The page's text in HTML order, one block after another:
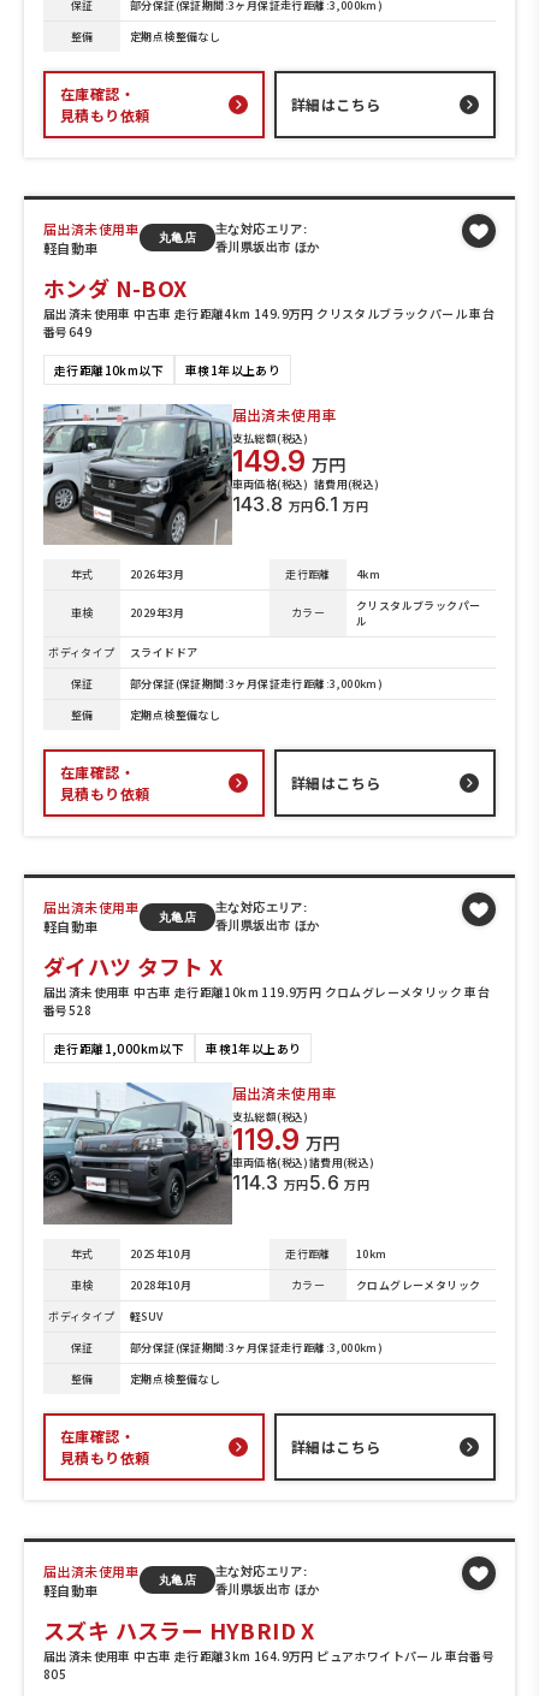
保証
部分保証(保証期間:3ヶ月保証走行距離:3,000km)
整備
定期点検整備なし
在庫確認・
見積もり依頼
詳細はこちら
届出済未使用車
軽自動車
丸亀店
主な対応エリア:
香川県坂出市 ほか
ホンダ N-BOX
届出済未使用車 中古車 走行距離4km 149.9万円 クリスタルブラックパール 車台
番号649
走行距離10km以下 車検1年以上あり
届出済未使用車
支払総額(税込)
149.9 万円
車両価格(税込)
143.8 万円
諸費用(税込)
6.1 万円
年式 2026年3月 走行距離 4km
車検 2029年3月 カラー
クリスタルブラックパー
ル
ボディタイプ
スライドドア
保証
部分保証(保証期間:3ヶ月保証走行距離:3,000km)
整備
定期点検整備なし
在庫確認・
見積もり依頼
詳細はこちら
届出済未使用車
軽自動車
丸亀店
主な対応エリア:
香川県坂出市 ほか
ダイハツ タフト X
届出済未使用車 中古車 走行距離10km 119.9万円 クロムグレーメタリック 車台
番号528
走行距離1,000km以下 車検1年以上あり
届出済未使用車
支払総額(税込)
119.9 万円
車両価格(税込)
114.3 万円
諸費用(税込)
5.6 万円
年式 2025年10月 走行距離
10km
車検
2028年10月 カラー
クロムグレーメタリック
ボディタイプ
軽SUV
保証
部分保証(保証期間:3ヶ月保証走行距離:3,000km)
整備
定期点検整備なし
在庫確認・
見積もり依頼
詳細はこちら
届出済未使用車
軽自動車
丸亀店
主な対応エリア:
香川県坂出市 ほか
スズキ ハスラー HYBRID X
届出済未使用車 中古車 走行距離3km 164.9万円 ピュアホワイトパール 車台番号
805